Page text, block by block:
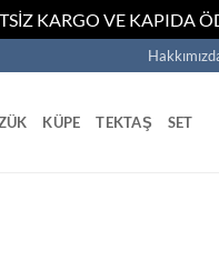
KARGO VE KAPIDA
KÜPE TEKTAŞ SET